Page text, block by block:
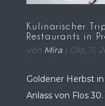
Kulinarischer
Restaurants in
von Mira| Okt. 11,
Goldener Herbst
Anlass von Flos